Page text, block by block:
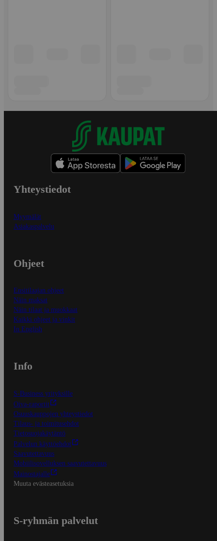
Yhteystiedot
Myymälät
Asiakaspalvelu
Ohjeet
Ensitilaajan ohjeet
Näin maksat
Näin tilaat ja muokkaat
Kaikki ohjeet ja vinkit
In English
Info
S-Business yrityksille
Oiva-raportit
Osuuskauppojen yhteystiedot
Tilaus- ja toimitusehdot
Tietosuojakäytäntö
Palvelun käyttöehdot
Saavutettavuus
Mobiilisovelluksen saavutettavuus
Mainostajalle
Muuta evästeasetuksia
S-ryhmän palvelut